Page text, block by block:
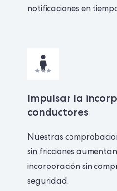
notificaciones en
Impulsar la
conductores
Nuestras
sin fricciones
incorporación sin
seguridad.